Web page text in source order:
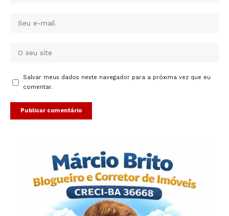
Salvar meus dados neste navegador para a próxima vez que eu
comentar.